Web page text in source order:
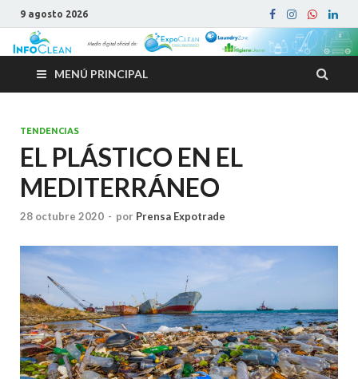
9 agosto 2026
MENÚ PRINCIPAL
TENDENCIAS
EL PLÁSTICO EN EL
MEDITERRÁNEO
28 octubre 2020 - por Prensa Expotrade